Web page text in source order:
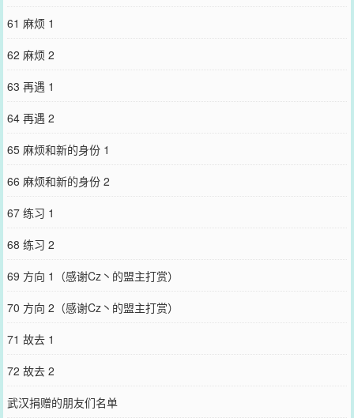
61 麻烦 1
62 麻烦 2
63 再遇 1
64 再遇 2
65 麻烦和新的身份 1
66 麻烦和新的身份 2
67 练习 1
68 练习 2
69 方向 1（感谢Cz丶的盟主打赏）
70 方向 2（感谢Cz丶的盟主打赏）
71 故去 1
72 故去 2
武汉捐赠的朋友们名单